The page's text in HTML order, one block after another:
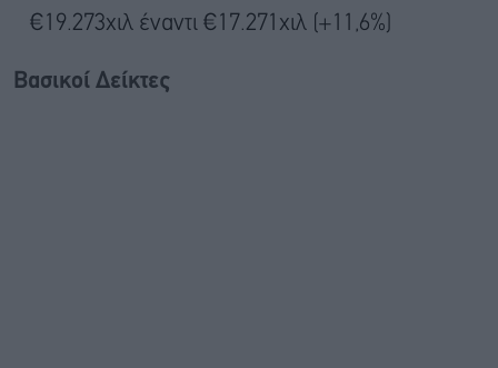
€19.273χιλ έναντι €17.271χιλ (+11,6%)
Βασικοί Δείκτες